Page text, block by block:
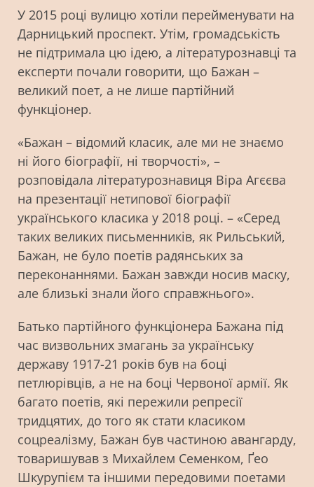
У 2015 році вулицю хотіли перейменувати на
Дарницький проспект. Утім, громадськість
не підтримала цю ідею, а літературознавці та
експерти почали говорити, що Бажан –
великий поет, а не лише партійний
функціонер.
«Бажан – відомий класик, але ми не знаємо
ні його біографії, ні творчості», –
розповідала літературознавиця Віра Агєєва
на презентації нетипової біографії
українського класика у 2018 році. – «Серед
таких великих письменників, як Рильський,
Бажан, не було поетів радянських за
переконаннями. Бажан завжди носив маску,
але близькі знали його справжнього».
Батько партійного функціонера Бажана під
час визвольних змагань за українську
державу 1917-21 років був на боці
петлюрівців, а не на боці Червоної армії. Як
багато поетів, які пережили репресії
тридцятих, до того як стати класиком
соцреалізму, Бажан був частиною авангарду,
товаришував з Михайлем Семенком, Ґео
Шкурупієм та іншими передовими поетами